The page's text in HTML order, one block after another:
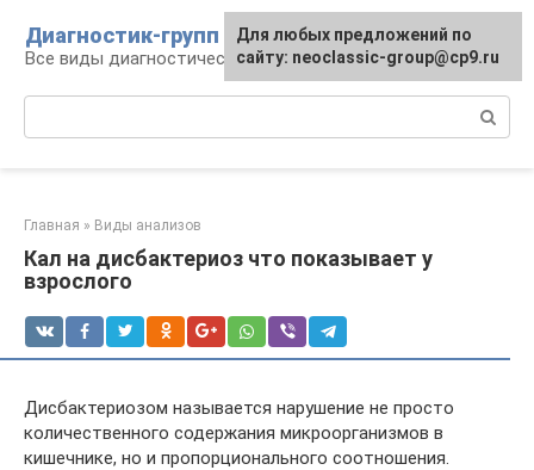
контенту
Диагностик-групп
Все виды диагностических манипуляций
Главная » Виды анализов
Кал на дисбактериоз что показывает у
взрослого
Дисбактериозом называется нарушение не просто
количественного содержания микроорганизмов в
кишечнике, но и пропорционального соотношения.
Для любых предложений по
сайту: neoclassic-group@cp9.ru